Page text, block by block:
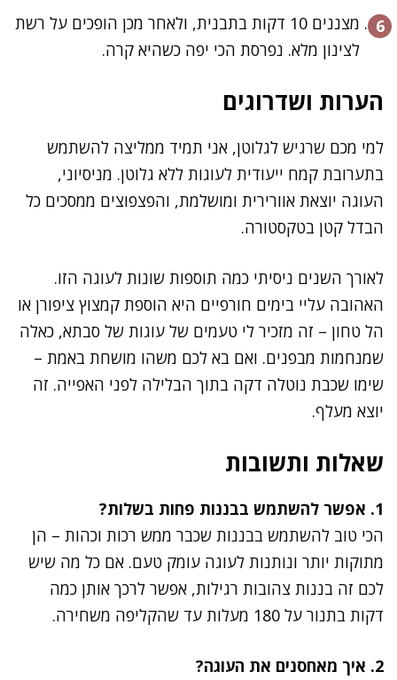
מצננים 10 דקות בתבנית, ולאחר מכן הופכים על רשת
לצינון מלא. נפרסת הכי יפה כשהיא קרה.
הערות ושדרוגים
למי מכם שרגיש לגלוטן, אני תמיד ממליצה להשתמש
בתערובת קמח ייעודית לעוגות ללא גלוטן. מניסיוני,
העוגה יוצאת אוורירית ומושלמת, והפצפוצים ממסכים כל
הבדל קטן בטקסטורה.
לאורך השנים ניסיתי כמה תוספות שונות לעוגה הזו.
האהובה עליי בימים חורפיים היא הוספת קמצוץ ציפורן או
הל טחון – זה מזכיר לי טעמים של עוגות של סבתא, כאלה
שמנחמות מבפנים. ואם בא לכם משהו מושחת באמת –
שימו שכבת נוטלה דקה בתוך הבלילה לפני האפייה. זה
יוצא מעלף.
שאלות ותשובות
1. אפשר להשתמש בבננות פחות בשלות?
הכי טוב להשתמש בבננות שכבר ממש רכות וכהות – הן
מתוקות יותר ונותנות לעוגה עומק טעם. אם כל מה שיש
לכם זה בננות צהובות רגילות, אפשר לרכך אותן כמה
דקות בתנור על 180 מעלות עד שהקליפה משחירה.
2. איך מאחסנים את העוגה?